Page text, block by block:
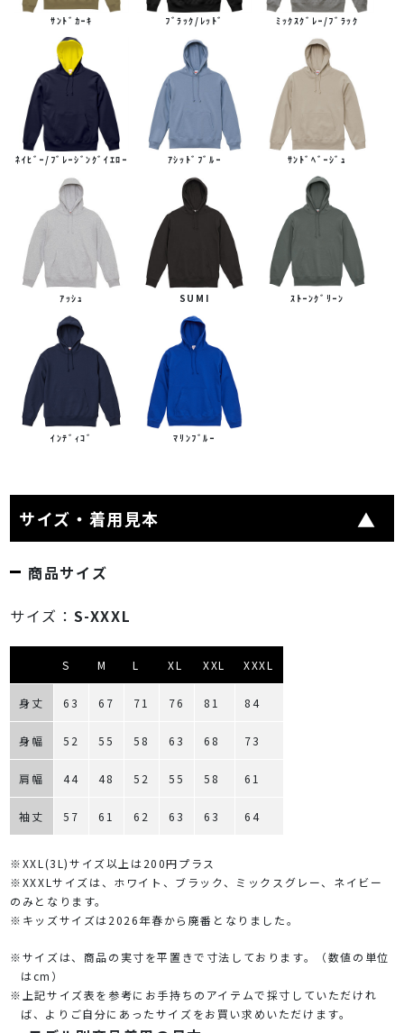
ｻﾝﾄﾞｶｰｷ ﾌﾞﾗｯｸ/ﾚｯﾄﾞ ﾐｯｸｽｸﾞﾚｰ/ﾌﾞﾗｯｸ
ﾈｲﾋﾞｰ/ﾌﾞﾚｰｼﾞﾝｸﾞｲｴﾛｰ ｱｼｯﾄﾞﾌﾞﾙｰ ｻﾝﾄﾞﾍﾞｰｼﾞｭ
ｱｯｼｭ SUMI ｽﾄｰﾝｸﾞﾘｰﾝ
ｲﾝﾃﾞｨｺﾞ ﾏﾘﾝﾌﾞﾙｰ
サイズ・着用見本
商品サイズ
サイズ： S-XXXL
S M L XL XXL XXXL
身丈 63 67 71 76 81 84
身幅 52 55 58 63 68 73
肩幅 44 48 52 55 58 61
袖丈 57 61 62 63 63 64
※XXL(3L)サイズ以上は200円プラス
※XXXLサイズは、ホワイト、ブラック、ミックスグレー、ネイビー
のみとなります。
※キッズサイズは2026年春から廃番となりました。
※サイズは、商品の実寸を平置きで寸法しております。（数値の単位
はcm）
※上記サイズ表を参考にお手持ちのアイテムで採寸していただけれ
ば、よりご自分にあったサイズをお買い求めいただけます。